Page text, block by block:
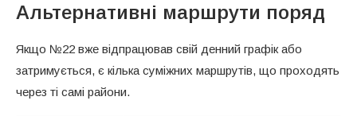
Альтернативні маршрути поряд
Якщо №22 вже відпрацював свій денний графік або
затримується, є кілька суміжних маршрутів, що проходять
через ті самі райони.